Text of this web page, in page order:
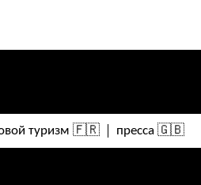
туризм 🇫🇷 пресса 🇬🇧